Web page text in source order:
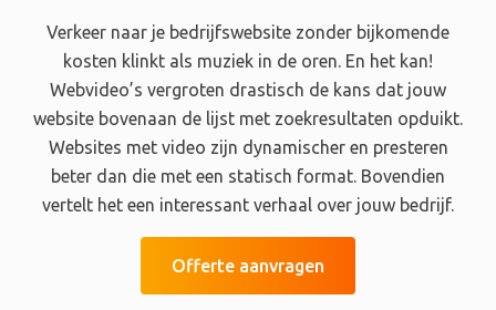
Verkeer naar je bedrijfswebsite zonder bijkomende
kosten klinkt als muziek in de oren. En het kan!
Webvideo’s vergroten drastisch de kans dat jouw
website bovenaan de lijst met zoekresultaten opduikt.
Websites met video zijn dynamischer en presteren
beter dan die met een statisch format. Bovendien
vertelt het een interessant verhaal over jouw bedrijf.
Offerte aanvragen